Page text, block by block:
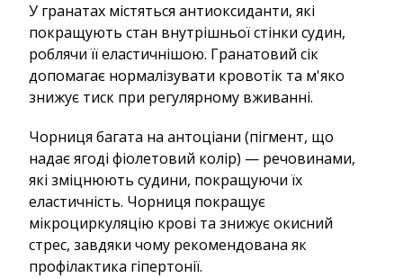
У гранатах містяться антиоксиданти, які
покращують стан внутрішньої стінки судин,
роблячи її еластичнішою. Гранатовий сік
допомагає нормалізувати кровотік та м'яко
знижує тиск при регулярному вживанні.
Чорниця багата на антоціани (пігмент, що
надає ягоді фіолетовий колір) — речовинами,
які зміцнюють судини, покращуючи їх
еластичність. Чорниця покращує
мікроциркуляцію крові та знижує окисний
стрес, завдяки чому рекомендована як
профілактика гіпертонії.